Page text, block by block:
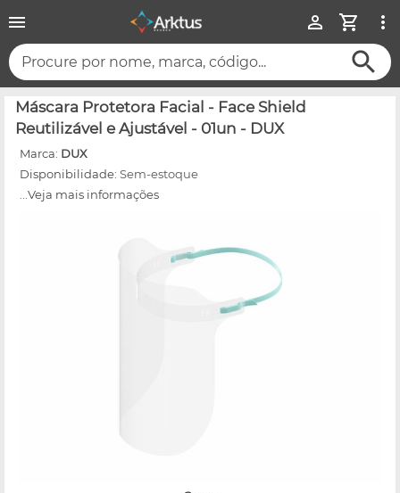
Procure por nome, marca, código...
Máscara Protetora Facial - Face Shield
Reutilizável e Ajustável - 01un - DUX
Marca: DUX
Disponibilidade: Sem-estoque
...Veja mais informações